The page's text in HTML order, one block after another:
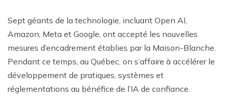
Sept géants de la technologie, incluant Open AI,
Amazon, Meta et Google, ont accepté les nouvelles
mesures d’encadrement établies par la Maison-Blanche.
Pendant ce temps, au Québec, on s’affaire à accélérer le
développement de pratiques, systèmes et
réglementations au bénéfice de l’IA de confiance.